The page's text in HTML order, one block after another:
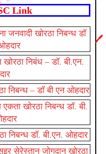
Link
जनवादी खोरठा निबन्ध डॉ
निबंध – डॉ. बी.एन.
निबन्ध – डॉ बी एन ओहदार
खोरठा निबन्ध डॉ. बी.
निबन्ध डॉ. बी.एन. ओहदार
सेरेस्तान जोगदान खोरठा
🖊️